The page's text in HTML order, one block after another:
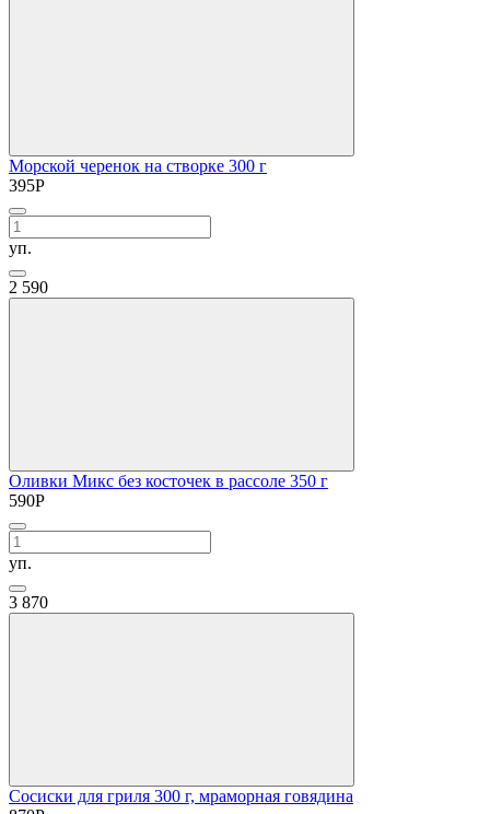
Морской черенок на створке 300 г
395Р
уп.
2 590
Оливки Микс без косточек в рассоле 350 г
590Р
уп.
3 870
Сосиски для гриля 300 г, мраморная говядина